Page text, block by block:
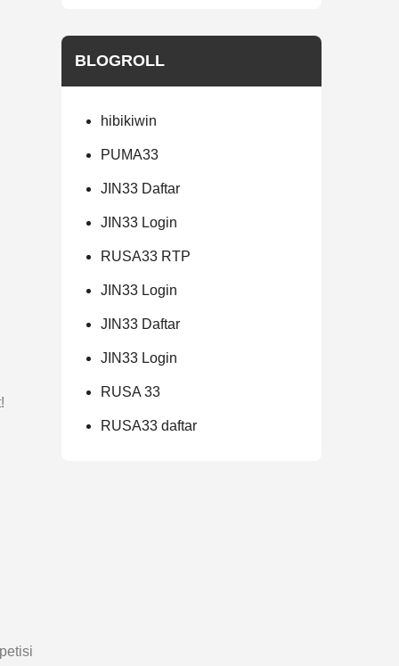
BLOGROLL
hibikiwin
PUMA33
JIN33 Daftar
JIN33 Login
RUSA33 RTP
JIN33 Login
JIN33 Daftar
JIN33 Login
RUSA 33
RUSA33 daftar